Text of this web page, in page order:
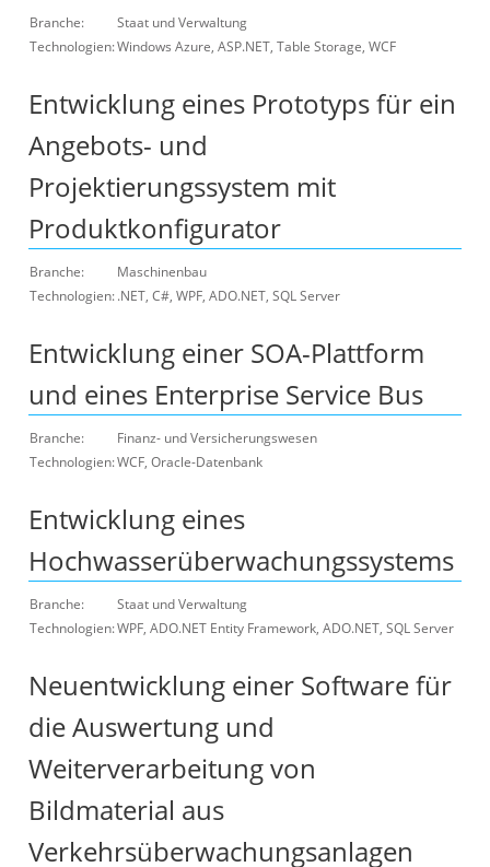
Branche:
Staat und Verwaltung
Technologien:Windows Azure, ASP.NET, Table Storage, WCF
Entwicklung eines Prototyps für ein
Angebots- und
Projektierungssystem mit
Produktkonfigurator
Branche:
Maschinenbau
Technologien:.NET, C#, WPF, ADO.NET, SQL Server
Entwicklung einer SOA-Plattform
und eines Enterprise Service Bus
Branche:
Finanz- und Versicherungswesen
Technologien:WCF, Oracle-Datenbank
Entwicklung eines
Hochwasserüberwachungssystems
Branche:
Staat und Verwaltung
Technologien:WPF, ADO.NET Entity Framework, ADO.NET, SQL Server
Neuentwicklung einer Software für
die Auswertung und
Weiterverarbeitung von
Bildmaterial aus
Verkehrsüberwachungsanlagen